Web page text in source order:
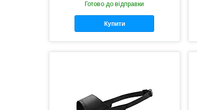
Готово до відправки
Купити